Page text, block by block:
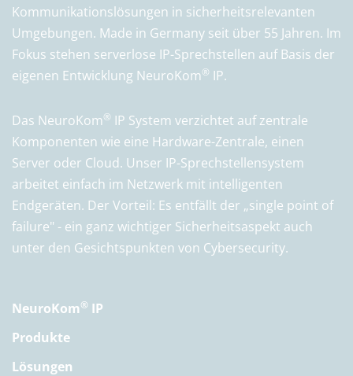
Kommunikationslösungen in sicherheitsrelevanten
Umgebungen. Made in Germany seit über 55 Jahren. Im
Fokus stehen serverlose IP-Sprechstellen auf Basis der
eigenen Entwicklung NeuroKom® IP.
Das NeuroKom® IP System verzichtet auf zentrale
Komponenten wie eine Hardware-Zentrale, einen
Server oder Cloud. Unser IP-Sprechstellensystem
arbeitet einfach im Netzwerk mit intelligenten
Endgeräten. Der Vorteil: Es entfällt der „single point of
failure" - ein ganz wichtiger Sicherheitsaspekt auch
unter den Gesichtspunkten von Cybersecurity.
NeuroKom® IP
Produkte
Lösungen